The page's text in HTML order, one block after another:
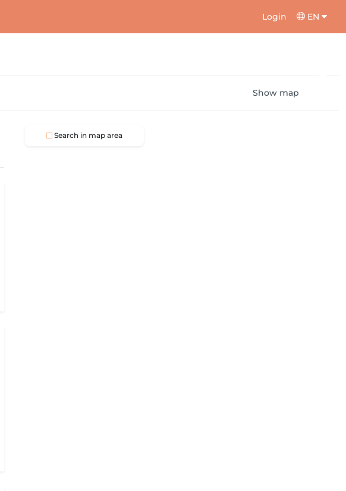
Login EN
Show map
Search in map area